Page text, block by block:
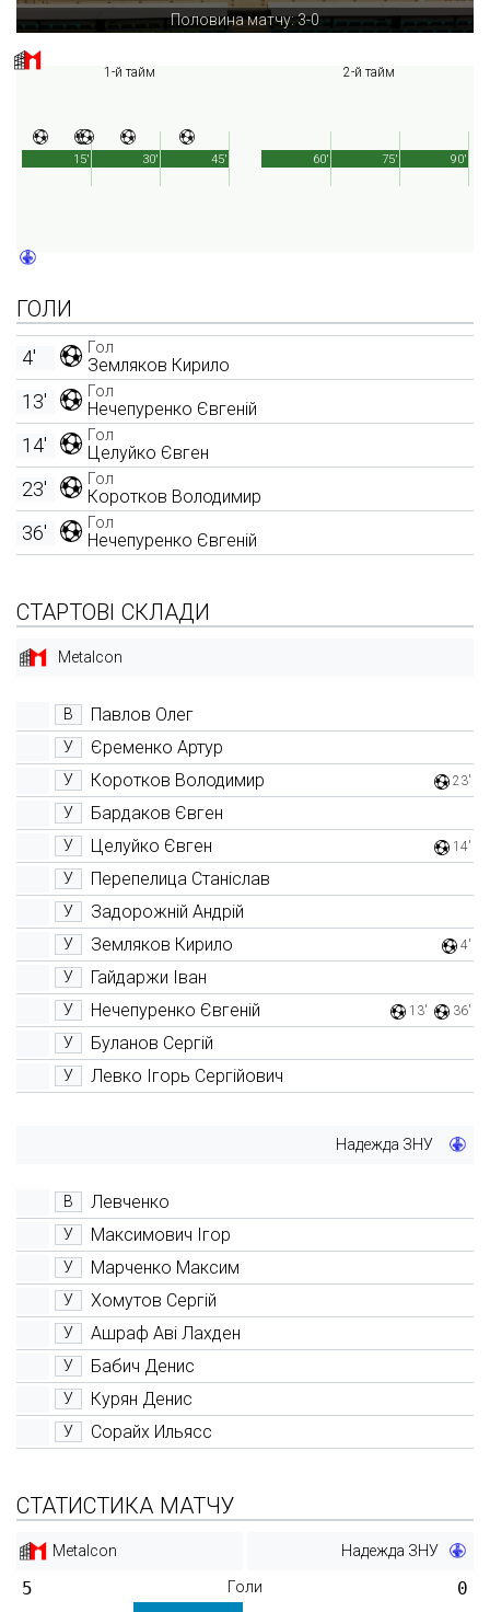
Половина матчу: 3-0
1-й тайм
45'
15' 30'
2-й тайм
90'
60' 75'
ГОЛИ
Гол
Земляков Кирило
4'
Гол
Нечепуренко Євгеній
13'
Гол
Целуйко Євген
14'
Гол
Коротков Володимир
23'
Гол
Нечепуренко Євгеній
36'
СТАРТОВІ СКЛАДИ
Metalcon
В Павлов Олег
У Єременко Артур
У Коротков Володимир 23'
У Бардаков Євген
У Целуйко Євген 14'
У Перепелица Станіслав
У Задорожній Андрій
У Земляков Кирило 4'
У Гайдаржи Іван
У Нечепуренко Євгеній 13' 36'
У Буланов Сергій
У Левко Ігорь Сергійович
Надежда ЗНУ
В Левченко
У Максимович Ігор
У Марченко Максим
У Хомутов Сергій
У Ашраф Аві Лахден
У Бабич Денис
У Курян Денис
У Сорайх Ильясс
СТАТИСТИКА МАТЧУ
Metalcon Надежда ЗНУ
5 Голи 0